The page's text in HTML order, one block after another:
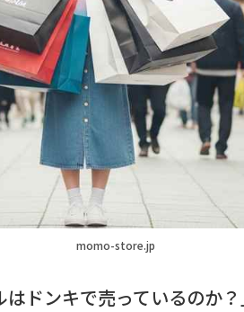
momo-store.jp
ドンキで売っているのか